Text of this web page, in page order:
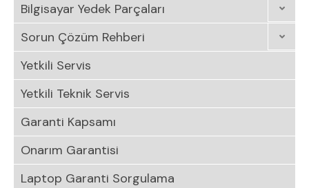
Bilgisayar Yedek Parçaları
Sorun Çözüm Rehberi
Yetkili Servis
Yetkili Teknik Servis
Garanti Kapsamı
Onarım Garantisi
Laptop Garanti Sorgulama